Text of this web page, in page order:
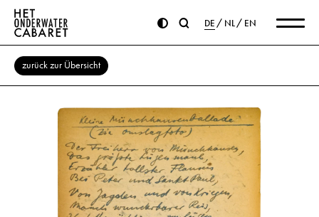
DE NL EN
zurück zur Übersicht